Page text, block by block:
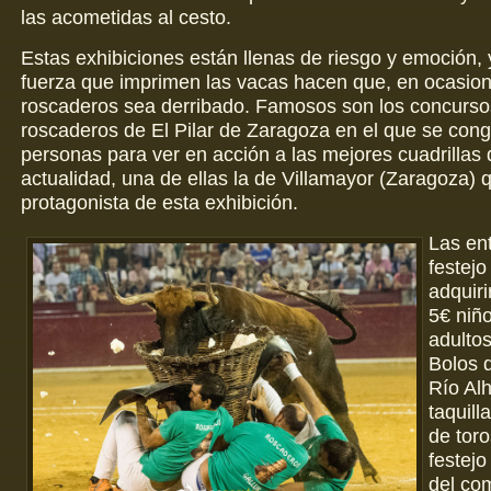
las acometidas al cesto.
Estas exhibiciones están llenas de riesgo y emoción,
fuerza que imprimen las vacas hacen que, en
roscaderos sea derribado. Famosos son los
roscaderos de El Pilar de Zaragoza en el que se
personas para ver en acción a las mejores cuadrillas
actualidad, una de ellas la de Villamayor (Zaragoza)
protagonista de esta exhibición.
Las
5€
Bolos
Río
de
del